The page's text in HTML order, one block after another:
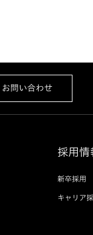
お問い合わせ
採用情
新卒採用
キャリア